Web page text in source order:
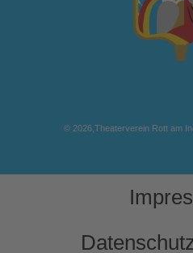
© 2026,Theaterverein Rott am